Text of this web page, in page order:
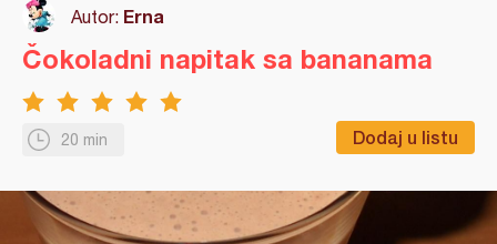
Autor: Erna
20 min Dodaj u listu
Čokoladni napitak sa bananama